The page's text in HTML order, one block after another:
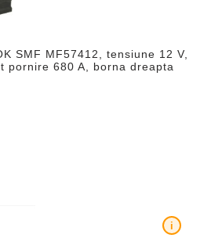
SMF MF57412, tensiune 12 V,
pornire 680 A, borna dreapta
i